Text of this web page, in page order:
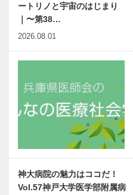
ートリノと宇宙のはじまり
｜〜第38…
2026.08.01
神大病院の魅力はココだ！
Vol.57神戸大学医学部附属病